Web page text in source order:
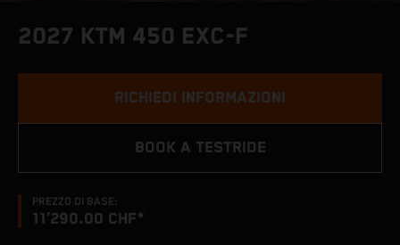
2027 KTM 450 EXC-F
PREZZO DI BASE:
11’290.00 CHF*
RICHIEDI INFORMAZIONI
BOOK A TESTRIDE